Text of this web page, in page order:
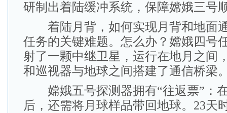
研制出着陆缓冲系统，保障嫦娥三号
着陆月背，如何实现月背和地面
任务的关键难题。怎么办？嫦娥四号
射了一颗中继卫星，运行在地月之间
和巡视器与地球之间搭建了通信桥梁
嫦娥五号探测器拥有“往返票”：
后，还需将月球样品带回地球。23天